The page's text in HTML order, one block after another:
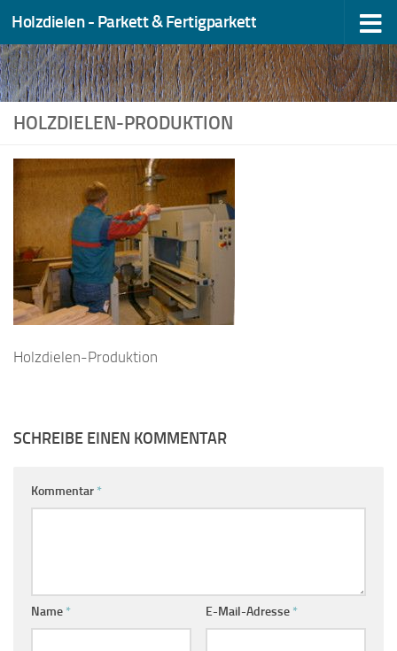
Zum Inhalt springen
Holzdielen - Parkett & Fertigparkett
HOLZDIELEN-PRODUKTION
Holzdielen-Produktion
SCHREIBE EINEN KOMMENTAR
Kommentar *
Name * E-Mail-Adresse *